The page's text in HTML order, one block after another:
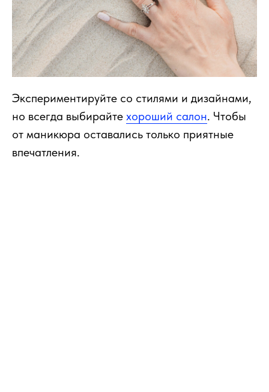
Экспериментируйте со стилями и дизайнами,
но всегда выбирайте хороший салон. Чтобы
от маникюра оставались только приятные
впечатления.